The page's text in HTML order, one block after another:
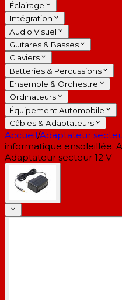
Éclairage
Intégration
Audio Visuel
Guitares & Basses
Claviers
Batteries & Percussions
Ensemble & Orchestre
Ordinateurs
Équipement Automobile
Câbles & Adaptateurs
Accueil/Adaptateur
informatique ensoleillée.
Adaptateur secteur 12 V